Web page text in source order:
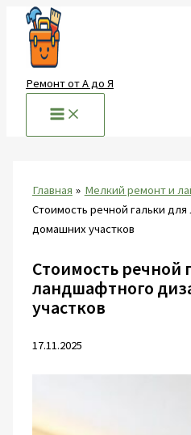
Перейти
содержимому
Ремонт от А до Я
Главная
Мелкий ремонт и
Стоимость речной гальки
домашних участков
Стоимость речной
ландшафтного
участков
17.11.2025